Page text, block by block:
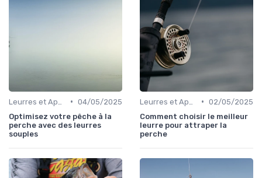
• 04/05/2025
Optimisez votre pêche à la
perche avec des leurres
souples
• 02/05/2025
Comment choisir le meilleur
leurre pour attraper la
perche